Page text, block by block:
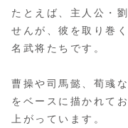
たとえば、主人公・
せんが、彼を取り巻
名武将たちです。
曹操や司馬懿、荀彧
をベースに描かれてお
上がっています。